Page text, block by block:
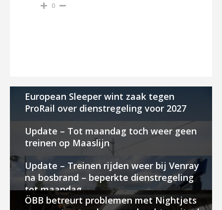
0
European Sleeper wint zaak tegen
ProRail over dienstregeling voor 2027
Update – Tot maandag toch weer geen
treinen op Maaslijn
Update – Treinen rijden weer bij Venray
na bosbrand – beperkte dienstregeling
tot maandag
ÖBB betreurt problemen met Nightjets